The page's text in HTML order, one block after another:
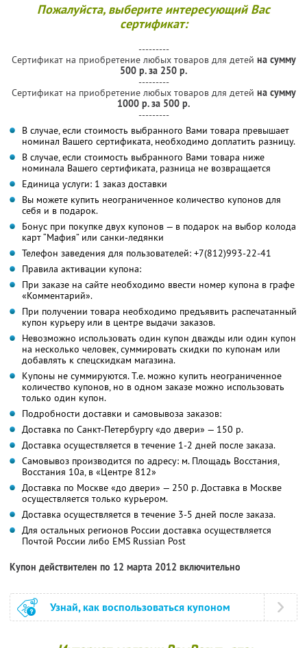
Пожалуйста, выберите интересующий Вас
сертификат:
---------
Сертификат на приобретение любых товаров для детей на сумму
500 р. за 250 р.
---------
Сертификат на приобретение любых товаров для детей на сумму
1000 р. за 500 р.
---------
В случае, если стоимость выбранного Вами товара превышает
номинал Вашего сертификата, необходимо доплатить разницу.
В случае, если стоимость выбранного Вами товара ниже
номинала Вашего сертификата, разница не возвращается
Единица услуги: 1 заказ доставки
Вы можете купить неограниченное количество купонов для
себя и в подарок.
Бонус при покупке двух купонов — в подарок на выбор колода
карт “Мафия” или санки-ледянки
Телефон заведения для пользователей: +7(812)993-22-41
Правила активации купона:
При заказе на сайте необходимо ввести номер купона в графе
«Комментарий».
При получении товара необходимо предъявить распечатанный
купон курьеру или в центре выдачи заказов.
Невозможно использовать один купон дважды или один купон
на несколько человек, суммировать скидки по купонам или
добавлять к спецскидкам магазина.
Купоны не суммируются. Т.е. можно купить неограниченное
количество купонов, но в одном заказе можно использовать
только один купон.
Подробности доставки и самовывоза заказов:
Доставка по Санкт-Петербургу «до двери» — 150 р.
Доставка осуществляется в течение 1-2 дней после заказа.
Самовывоз производится по адресу: м. Площадь Восстания,
Восстания 10а, в «Центре 812»
Доставка по Москве «до двери» — 250 р. Доставка в Москве
осуществляется только курьером.
Доставка осуществляется в течение 3-5 дней после заказа.
Для остальных регионов России доставка осуществляется
Почтой России либо EMS Russian Post
Купон действителен по 12 марта 2012 включительно
Узнай, как воспользоваться купоном